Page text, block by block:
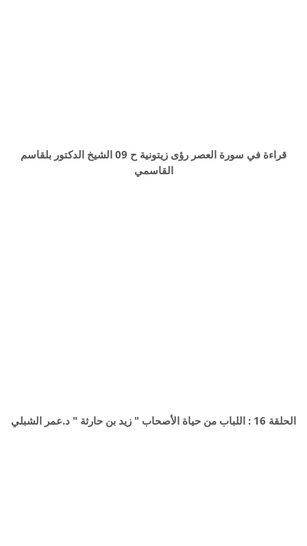
قراءة في سورة العصر رؤى زيتونية ح 09 الشيخ الدكتور بلقاسم
القاسمي
الحلقة 16 : اللباب من حياة الأصحاب " زيد بن حارثة " د.عمر الشبلي